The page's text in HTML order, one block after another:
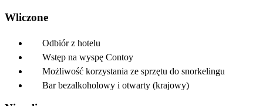
Wliczone
Odbiór z hotelu
Wstęp na wyspę Contoy
Możliwość korzystania ze sprzętu do snorkelingu
Bar bezalkoholowy i otwarty (krajowy)